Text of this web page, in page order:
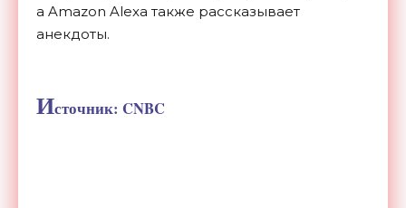
а Amazon Alexa также рассказывает
анекдоты.
Источник: CNBC